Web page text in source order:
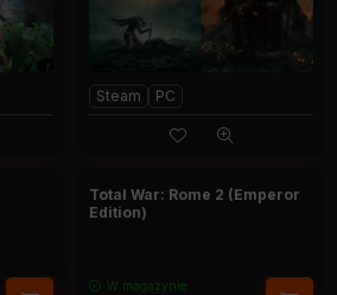
Steam PC
Total War: Rome 2 (Emperor
Edition)
W magazynie